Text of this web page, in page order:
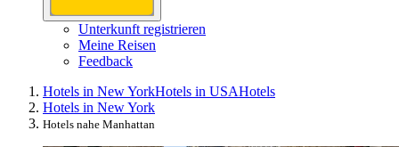
Unterkunft registrieren
Meine Reisen
Feedback
Hotels in New YorkHotels in USAHotels
Hotels in New York
Hotels nahe Manhattan